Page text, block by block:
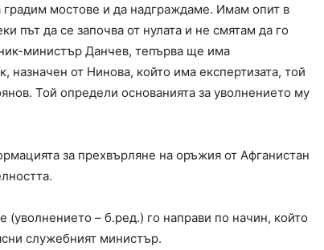
мостове и да надграждаме. Имам опит в
път да се започва от нулата и не смятам да го
министър Данчев, тепърва ще има
назначен от Нинова, който има експертизата, той
Той определи основанията за уволнението му
за прехвърляне на оръжия от Афганистан
– б.ред.) го направи по начин, който
служебният министър.